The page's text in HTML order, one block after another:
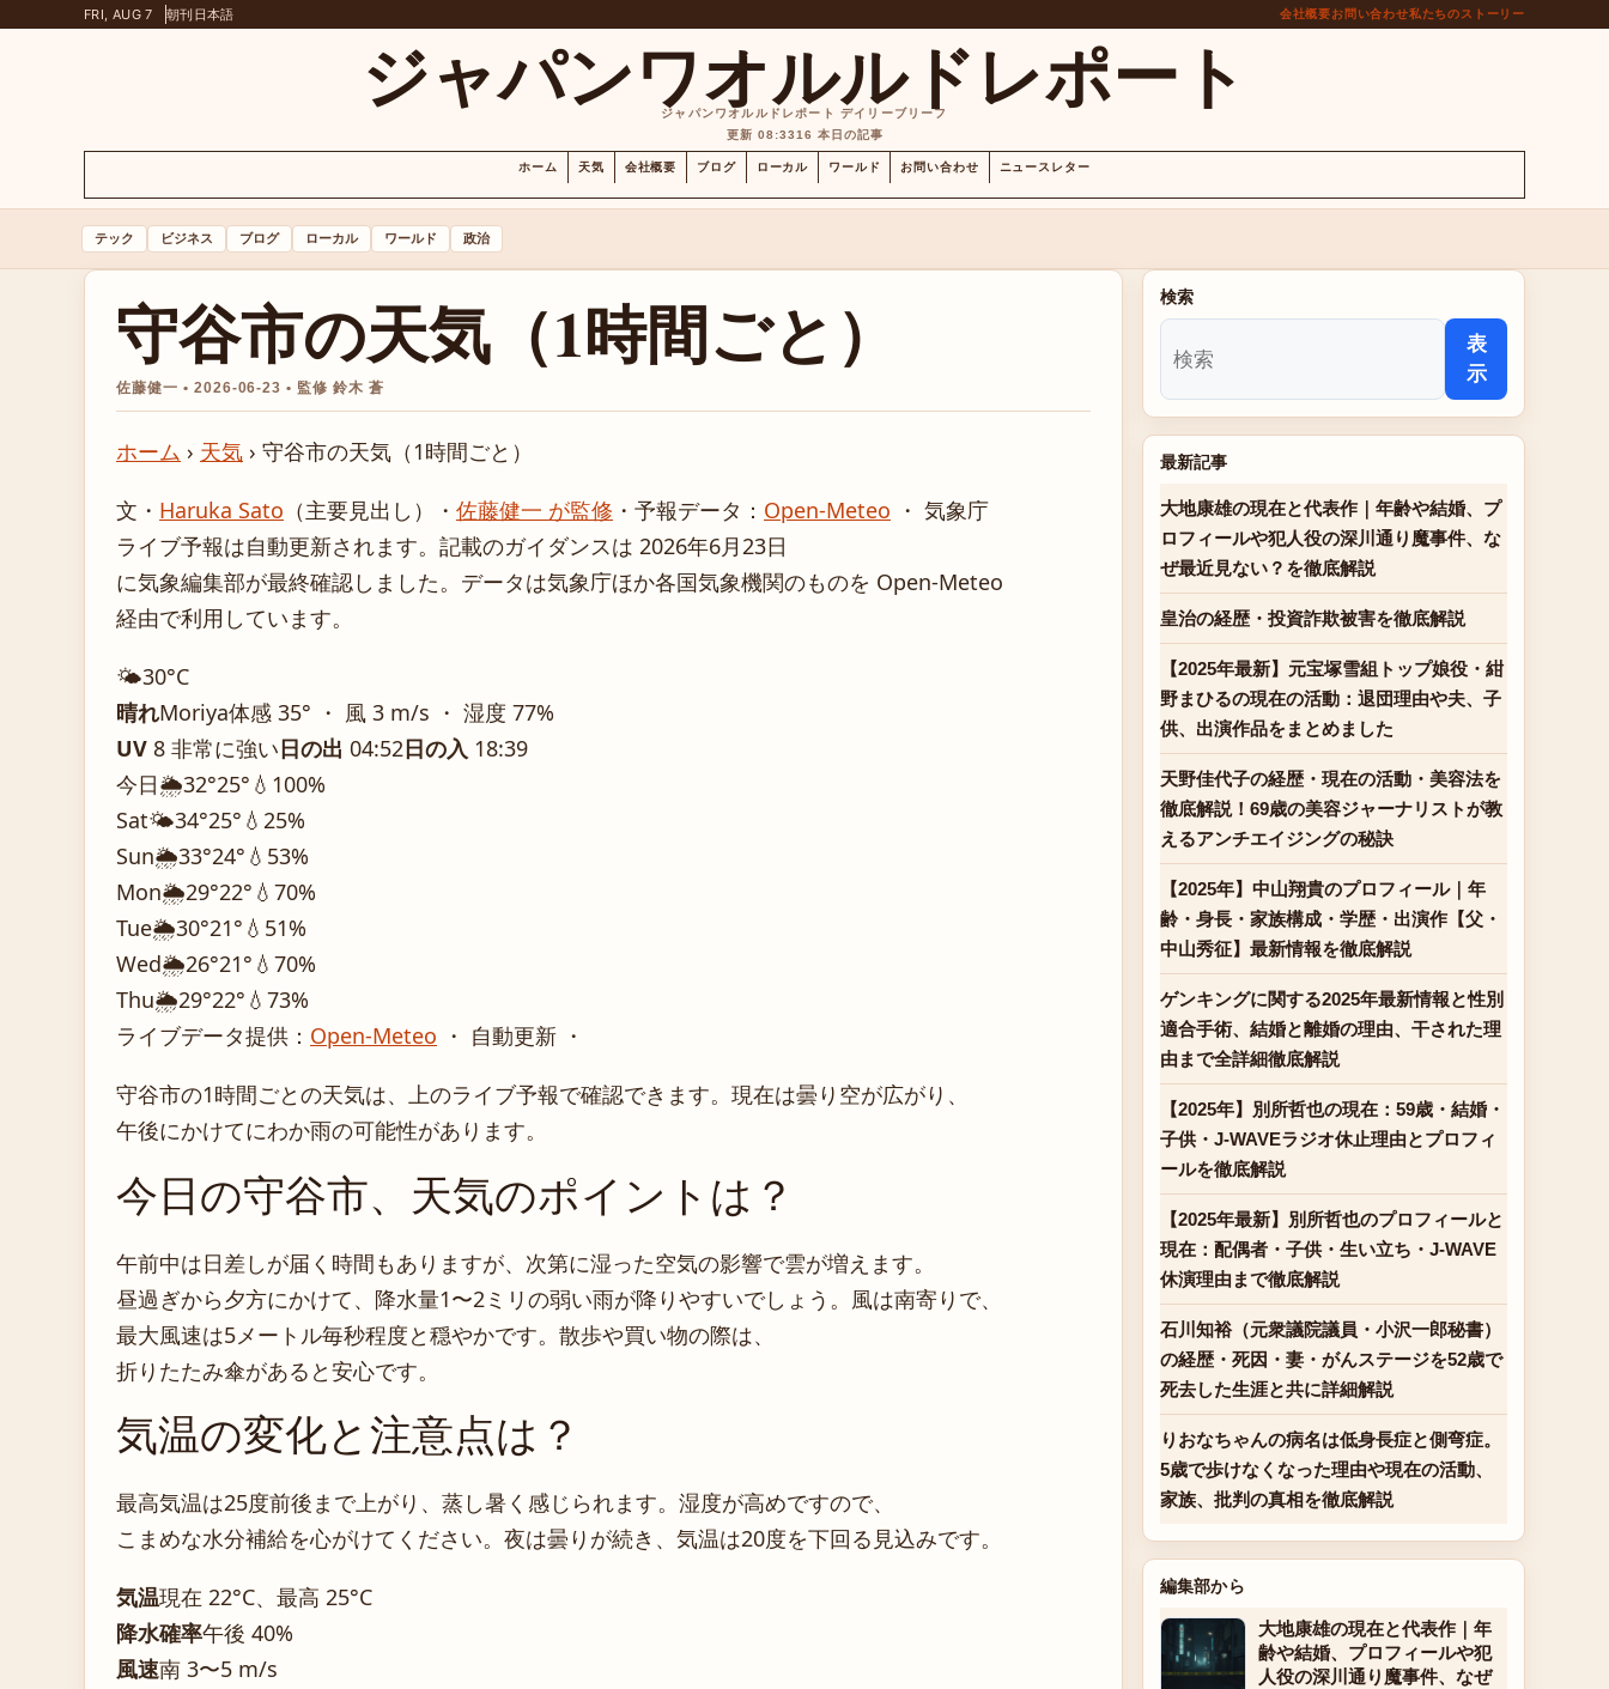
FRI, AUG 7 朝刊 日本語 会社概要お問い合わせ私たちのストーリー
ジャパンワオルルドレポート
ジャパンワオルルドレポート デイリーブリーフ
更新 08:3316 本日の記事
ホーム 天気 会社概要 ブログ ローカル ワールド お問い合わせ ニュースレター
テック ビジネス ブログ ローカル ワールド 政治
守谷市の天気（1時間ごと）
佐藤健一 • 2026-06-23 • 監修 鈴木 蒼
ホーム › 天気 › 守谷市の天気（1時間ごと）
文・ Haruka Sato （主要見出し） ・ 佐藤健一 が監修 ・ 予報データ： Open-Meteo ・ 気象庁
ライブ予報は自動更新されます。記載のガイダンスは 2026年6月23日
に気象編集部が最終確認しました。データは気象庁ほか各国気象機関のものを Open-Meteo
経由で利用しています。
🌤️30°C
晴れMoriya体感 35° ・ 風 3 m/s ・ 湿度 77%
UV 8 非常に強い日の出 04:52日の入 18:39
今日🌦️32°25° 💧100%
Sat🌤️34°25° 💧25%
Sun🌦️33°24° 💧53%
Mon🌦️29°22° 💧70%
Tue🌦️30°21° 💧51%
Wed🌦️26°21° 💧70%
Thu🌦️29°22° 💧73%
ライブデータ提供： Open-Meteo ・ 自動更新 ・
守谷市の1時間ごとの天気は、上のライブ予報で確認できます。現在は曇り空が広がり、
午後にかけてにわか雨の可能性があります。
今日の守谷市、天気のポイントは？
午前中は日差しが届く時間もありますが、次第に湿った空気の影響で雲が増えます。
昼過ぎから夕方にかけて、降水量1〜2ミリの弱い雨が降りやすいでしょう。風は南寄りで、
最大風速は5メートル毎秒程度と穏やかです。散歩や買い物の際は、
折りたたみ傘があると安心です。
気温の変化と注意点は？
最高気温は25度前後まで上がり、蒸し暑く感じられます。湿度が高めですので、
こまめな水分補給を心がけてください。夜は曇りが続き、気温は20度を下回る見込みです。
気温現在 22°C、最高 25°C
降水確率午後 40%
風速南 3〜5 m/s
検索
表
示
最新記事
大地康雄の現在と代表作｜年齢や結婚、プ
ロフィールや犯人役の深川通り魔事件、な
ぜ最近見ない？を徹底解説
皇治の経歴・投資詐欺被害を徹底解説
【2025年最新】元宝塚雪組トップ娘役・紺
野まひるの現在の活動：退団理由や夫、子
供、出演作品をまとめました
天野佳代子の経歴・現在の活動・美容法を
徹底解説！69歳の美容ジャーナリストが教
えるアンチエイジングの秘訣
【2025年】中山翔貴のプロフィール｜年
齢・身長・家族構成・学歴・出演作【父・
中山秀征】最新情報を徹底解説
ゲンキングに関する2025年最新情報と性別
適合手術、結婚と離婚の理由、干された理
由まで全詳細徹底解説
【2025年】別所哲也の現在：59歳・結婚・
子供・J-WAVEラジオ休止理由とプロフィ
ールを徹底解説
【2025年最新】別所哲也のプロフィールと
現在：配偶者・子供・生い立ち・J-WAVE
休演理由まで徹底解説
石川知裕（元衆議院議員・小沢一郎秘書）
の経歴・死因・妻・がんステージを52歳で
死去した生涯と共に詳細解説
りおなちゃんの病名は低身長症と側弯症。
5歳で歩けなくなった理由や現在の活動、
家族、批判の真相を徹底解説
編集部から
大地康雄の現在と代表作｜年
齢や結婚、プロフィールや犯
人役の深川通り魔事件、なぜ